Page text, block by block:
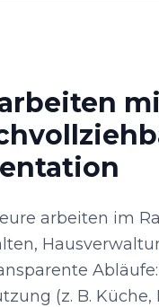
arbeiten im
(z. B.